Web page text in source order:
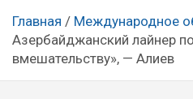
Главная
Международное
Азербайджанский лайнер
вмешательству», — Алиев